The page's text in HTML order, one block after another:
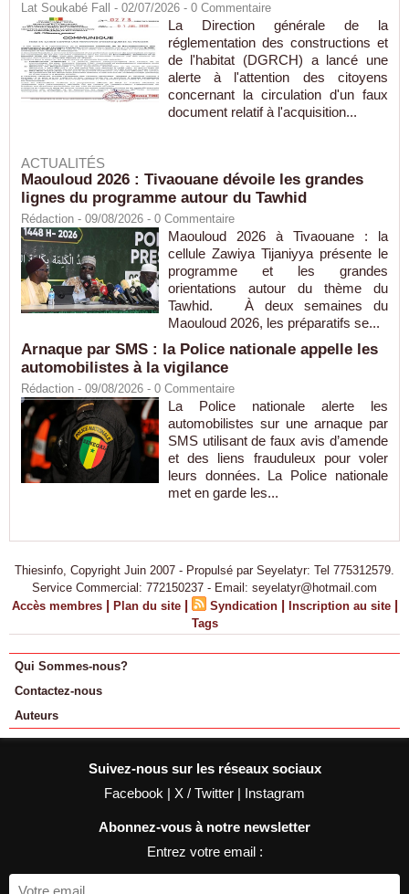
Lat Soukabé Fall - 02/07/2026 - 0 Commentaire
La Direction générale de la
réglementation des constructions et
de l'habitat (DGRCH) a lancé une
alerte à l'attention des citoyens
concernant la circulation d'un faux
document relatif à l'acquisition...
ACTUALITÉS
Maouloud 2026 : Tivaouane dévoile les grandes
lignes du programme autour du Tawhid
Rédaction - 09/08/2026 - 0 Commentaire
Maouloud 2026 à Tivaouane : la
cellule Zawiya Tijaniyya présente le
programme et les grandes
orientations autour du thème du
Tawhid. À deux semaines du
Maouloud 2026, les préparatifs se...
Arnaque par SMS : la Police nationale appelle les
automobilistes à la vigilance
Rédaction - 09/08/2026 - 0 Commentaire
La Police nationale alerte les
automobilistes sur une arnaque par
SMS utilisant de faux avis d’amende
et des liens frauduleux pour voler
leurs données. La Police nationale
met en garde les...
Thiesinfo, Copyright Juin 2007 - Propulsé par Seyelatyr: Tel 775312579.
Service Commercial: 772150237 - Email: seyelatyr@hotmail.com
Accès membres | Plan du site | Syndication | Inscription au site |
Tags
Qui Sommes-nous?
Contactez-nous
Auteurs
Suivez-nous sur les réseaux sociaux
Facebook | X / Twitter | Instagram
Abonnez-vous à notre newsletter
Entrez votre email :